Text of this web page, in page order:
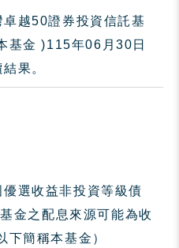
越50證券投資信託基
基金 )115年06月30日
果。
選收益非投資等級債
金之配息來源可能為收
下簡稱本基金）